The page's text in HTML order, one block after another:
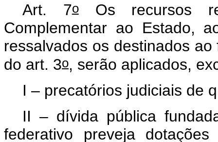
Art. 7oOs recursos
Complementar ao Estado,
ressalvados os destinados
do art. 3o, serão aplicados,
I – precatórios judiciais de
II – dívida pública
federativo preveja